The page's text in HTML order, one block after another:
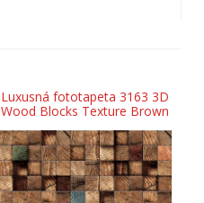
Luxusná fototapeta 3163 3D
Wood Blocks Texture Brown